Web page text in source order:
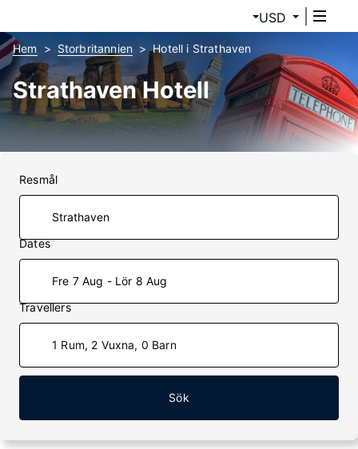
USD
Hem Storbritannien Hotell i Strathaven
Strathaven Hotell
Resmål
Dates
Fre 7 Aug - Lör 8 Aug
Travellers
1 Rum, 2 Vuxna, 0 Barn
Sök